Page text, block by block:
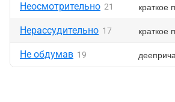
Неосмотрительно 21 краткое
Нерассудительно 17 краткое
Не обдумав 19